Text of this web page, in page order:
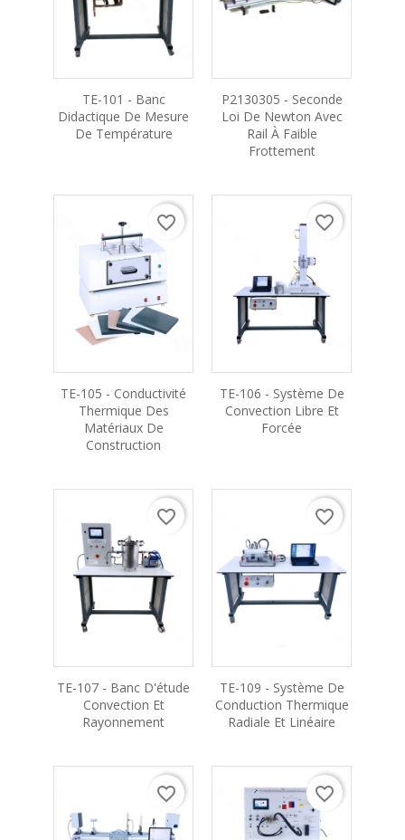
TE-101 - Banc
Didactique De Mesure
De Température
P2130305 - Seconde
Loi De Newton Avec
Rail À Faible
Frottement
TE-105 - Conductivité
Thermique Des
Matériaux De
Construction
favorite_border
TE-106 - Système De
Convection Libre Et
Forcée
favorite_border
TE-107 - Banc D'étude
Convection Et
Rayonnement
favorite_border
TE-109 - Système De
Conduction Thermique
Radiale Et Linéaire
favorite_border
favorite_border favorite_border